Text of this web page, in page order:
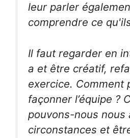
leur parler
comprendre ce
Il faut regarder en
a et être créatif,
exercice. Comment
façonner l’équipe ?
pouvons-nous nous
circonstances et